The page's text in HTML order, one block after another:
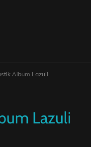
Album Lazuli
Lazuli